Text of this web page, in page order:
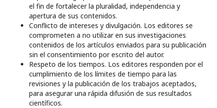
el fin de fortalecer la pluralidad, independencia y
apertura de sus contenidos.
Conflicto de intereses y divulgación. Los editores se
comprometen a no utilizar en sus investigaciones
contenidos de los artículos enviados para su publicación
sin el consentimiento por escrito del autor.
Respeto de los tiempos. Los editores responden por el
cumplimiento de los límites de tiempo para las
revisiones y la publicación de los trabajos aceptados,
para asegurar una rápida difusión de sus resultados
científicos.